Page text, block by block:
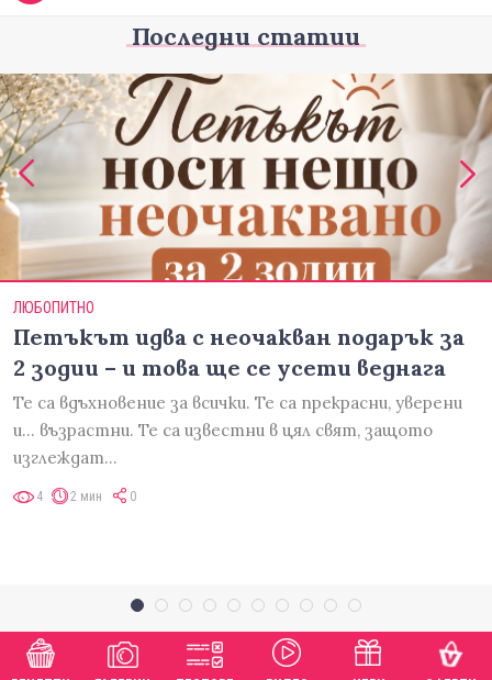
Последни статии
ЛЮБОПИТНО
Петъкът идва с неочакван подарък за
2 зодии – и това ще се усети веднага
Те са вдъхновение за всички. Те са прекрасни, уверени
и... възрастни. Те са известни в цял свят, защото
изглеждат…
4 2 мин 0